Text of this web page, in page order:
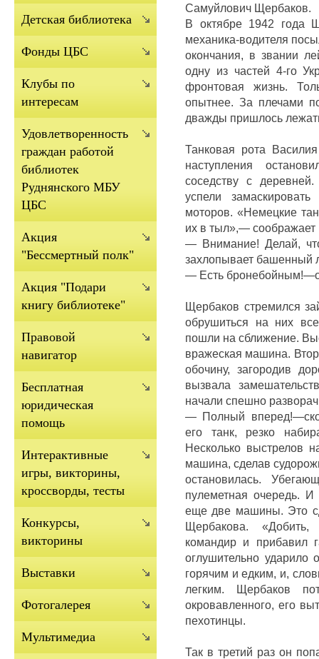
Самуйлович Щербаков.
В октябре 1942 года
механика-водителя
окончания, в звании
одну из частей 4-го
фронтовая жизнь.
опытнее. За плечами
дважды пришлось
Танковая рота
наступления
соседству с
успели
моторов. «Немецкие
их в тыл»,— соображает
— Внимание!
Делай,
захлопывает башенный
— Есть бронебойным!
Щербаков стремился
обрушиться на них
пошли на сближение.
вражеская машина.
обочину, загородив
вызвала
начали спешно
— Полный вперед!
его танк, резко
Несколько выстрелов
машина, сделав
остановилась.
пулеметная очередь. И
еще две машины. Это
Щербакова.
командир и прибавил
оглушительно
горячим и едким, и,
легким. Щербаков
окровавленного, его
пехотинцы.
Так в третий раз он
Детская библиотека
Фонды ЦБС
Клубы по
интересам
Удовлетворенность
граждан работой
библиотек
Руднянского МБУ
ЦБС
Акция
"Бессмертный полк"
Акция "Подари
книгу библиотеке"
Правовой
навигатор
Бесплатная
юридическая
помощь
Интерактивные
игры, викторины,
кроссворды, тесты
Конкурсы,
викторины
Выставки
Фотогалерея
Мультимедиа